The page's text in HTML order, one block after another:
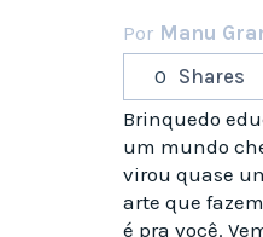
Por Manu
0 Shares
Brinquedo
um mundo
virou quase
arte que
é pra você.